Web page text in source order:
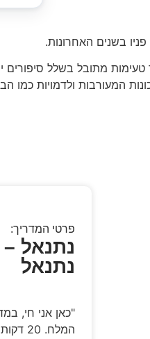
בשנים האחרונות.
טעימות מתובל בשלל
המעורבות ולדמויות כמו
פרטי המדריך:
נתנאל –
נתנאל
המלח. 20 דקות מירושלים, 20 דקות מים המלח